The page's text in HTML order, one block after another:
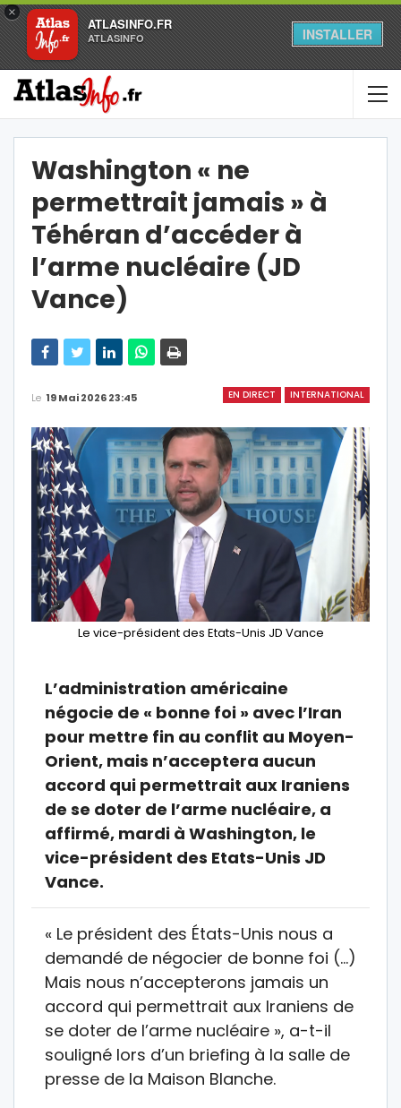
×
ATLASINFO.FR
ATLASINFO INSTALLER
Washington « ne
permettrait jamais » à
Téhéran d’accéder à
l’arme nucléaire (JD
Vance)
EN DIRECT INTERNATIONAL
Le 19 Mai 2026 23:45
Le vice-président des Etats-Unis JD Vance
L’administration américaine
négocie de « bonne foi » avec l’Iran
pour mettre fin au conflit au Moyen-
Orient, mais n’acceptera aucun
accord qui permettrait aux Iraniens
de se doter de l’arme nucléaire, a
affirmé, mardi à Washington, le
vice-président des Etats-Unis JD
Vance.
« Le président des États-Unis nous a
demandé de négocier de bonne foi (…)
Mais nous n’accepterons jamais un
accord qui permettrait aux Iraniens de
se doter de l’arme nucléaire », a-t-il
souligné lors d’un briefing à la salle de
presse de la Maison Blanche.